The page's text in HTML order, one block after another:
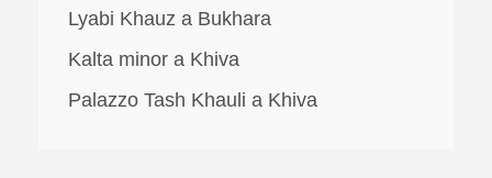
Lyabi Khauz a Bukhara
Kalta minor a Khiva
Palazzo Tash Khauli a Khiva